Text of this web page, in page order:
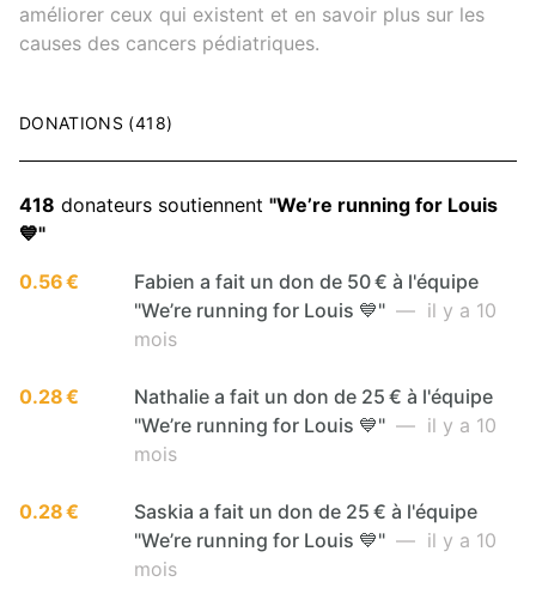
améliorer ceux qui existent et en savoir plus sur les
causes des cancers pédiatriques.
DONATIONS (418)
418 donateurs soutiennent "We’re running for Louis
💙"
0.56 €
Fabien a fait un don de 50 € à l'équipe
"We’re running for Louis 💙" — il y a 10
mois
0.28 €
Nathalie a fait un don de 25 € à l'équipe
"We’re running for Louis 💙" — il y a 10
mois
0.28 €
Saskia a fait un don de 25 € à l'équipe
"We’re running for Louis 💙" — il y a 10
mois